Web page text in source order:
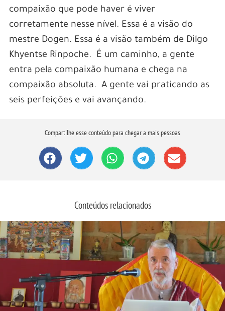
compaixão que pode haver é viver
corretamente nesse nível. Essa é a visão do
mestre Dogen. Essa é a visão também de Dilgo
Khyentse Rinpoche. É um caminho, a gente
entra pela compaixão humana e chega na
compaixão absoluta. A gente vai praticando as
seis perfeições e vai avançando.
Compartilhe esse conteúdo para chegar a mais pessoas
Conteúdos relacionados